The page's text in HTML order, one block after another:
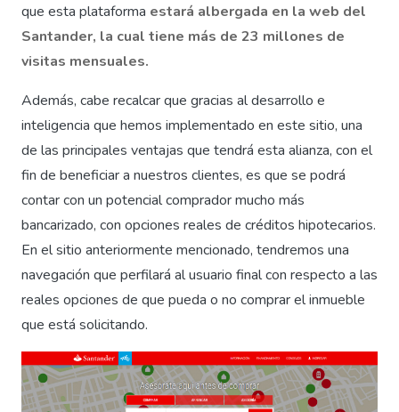
que esta plataforma estará albergada en la web del
Santander, la cual tiene más de 23 millones de
visitas mensuales.
Además, cabe recalcar que gracias al desarrollo e
inteligencia que hemos implementado en este sitio, una
de las principales ventajas que tendrá esta alianza, con el
fin de beneficiar a nuestros clientes, es que se podrá
contar con un potencial comprador mucho más
bancarizado, con opciones reales de créditos hipotecarios.
En el sitio anteriormente mencionado, tendremos una
navegación que perfilará al usuario final con respecto a las
reales opciones de que pueda o no comprar el inmueble
que está solicitando.